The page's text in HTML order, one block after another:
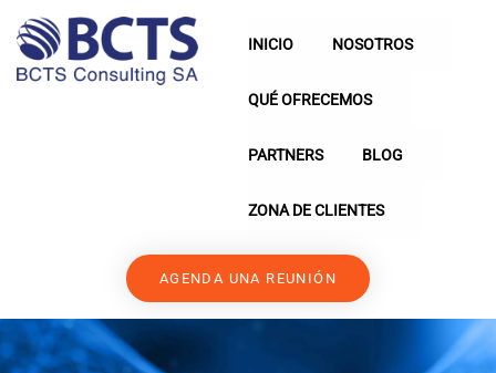
INICIO NOSOTROS
QUÉ OFRECEMOS
PARTNERS BLOG
ZONA DE CLIENTES
AGENDA UNA REUNIÓN